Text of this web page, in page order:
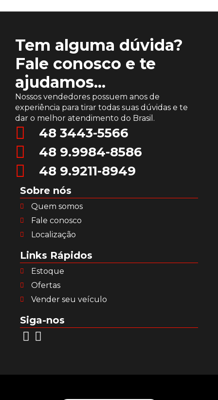
Tem alguma dúvida?
Fale conosco e te
ajudamos...
Nossos vendedores possuem anos de
experiência para tirar todas suas dúvidas e te
dar o melhor atendimento do Brasil.
48 3443-5566
48 9.9984-8586
48 9.9211-8949
Sobre nós
Quem somos
Fale conosco
Localização
Links Rápidos
Estoque
Ofertas
Vender seu veículo
Siga-nos